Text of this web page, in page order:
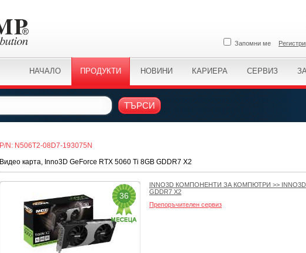
Запомни ме
НАЧАЛО ПРОДУКТИ НОВИНИ КАРИЕРА СЕРВИЗ
ТЪРСИ
P/N: N506T2-08D7-193075N
Видео карта, Inno3D GeForce RTX 5060 Ti 8GB GDDR7 X2
36
INNO3D КОМПОНЕНТИ ЗА КОМПЮТРИ >>
GDDR7 X2
Препоръчителен сервиз